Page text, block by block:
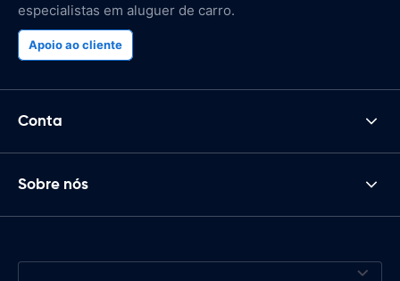
especialistas em aluguer de carro.
Apoio ao cliente
Conta
Sobre nós